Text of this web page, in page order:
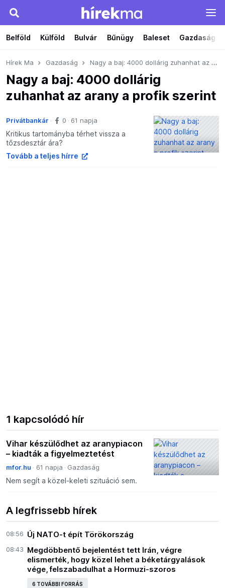
Belföld Külföld Bulvár Bűnügy Baleset Gazdaság
Hírek Ma Gazdaság Nagy a baj: 4000 dollárig zuhanhat az arany a profik szerint
Nagy a baj: 4000 dollárig
zuhanhat az arany a profik szerint
Privátbankár 0 61 napja
Kritikus tartományba térhet vissza a
tőzsdesztár ára?
Tovább a teljes hírre
1 kapcsolódó hír
Vihar készülődhet az aranypiacon
– kiadták a figyelmeztetést
mfor.hu 61 napja Gazdaság
Nem segít a közel-keleti szituáció sem.
A legfrissebb hírek
08:56 Új NATO-t épít Törökország
08:43 Megdöbbentő bejelentést tett Irán, végre
elismerték, hogy közel lehet a béketárgyalások
vége, felszabadulhat a Hormuzi-szoros
6 TOVÁBBI FORRÁS